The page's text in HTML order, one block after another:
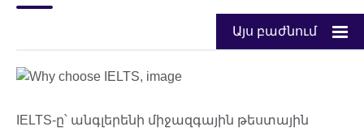
Այս բաժնում
IELTS-ը՝ անգլերենի միջազգային թեստային